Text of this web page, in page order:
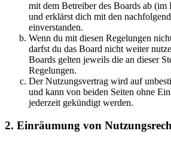
mit dem Betreiber des Boards ab (im
und erklärst dich mit den
einverstanden.
Wenn du mit diesen Regelungen
darfst du das Board nicht weiter
Boards gelten jeweils die an dieser
Regelungen.
Der Nutzungsvertrag wird auf
und kann von beiden Seiten ohne
jederzeit gekündigt werden.
2. Einräumung von